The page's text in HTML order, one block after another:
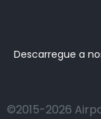
Descarregue a
©2015-2026